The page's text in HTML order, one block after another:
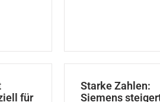
für
Starke Zahlen:
Siemens